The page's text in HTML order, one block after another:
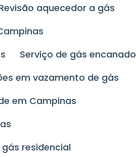
Revisão aquecedor a gás
Serviço de gás encanado
em vazamento de gás
em Campinas
residencial